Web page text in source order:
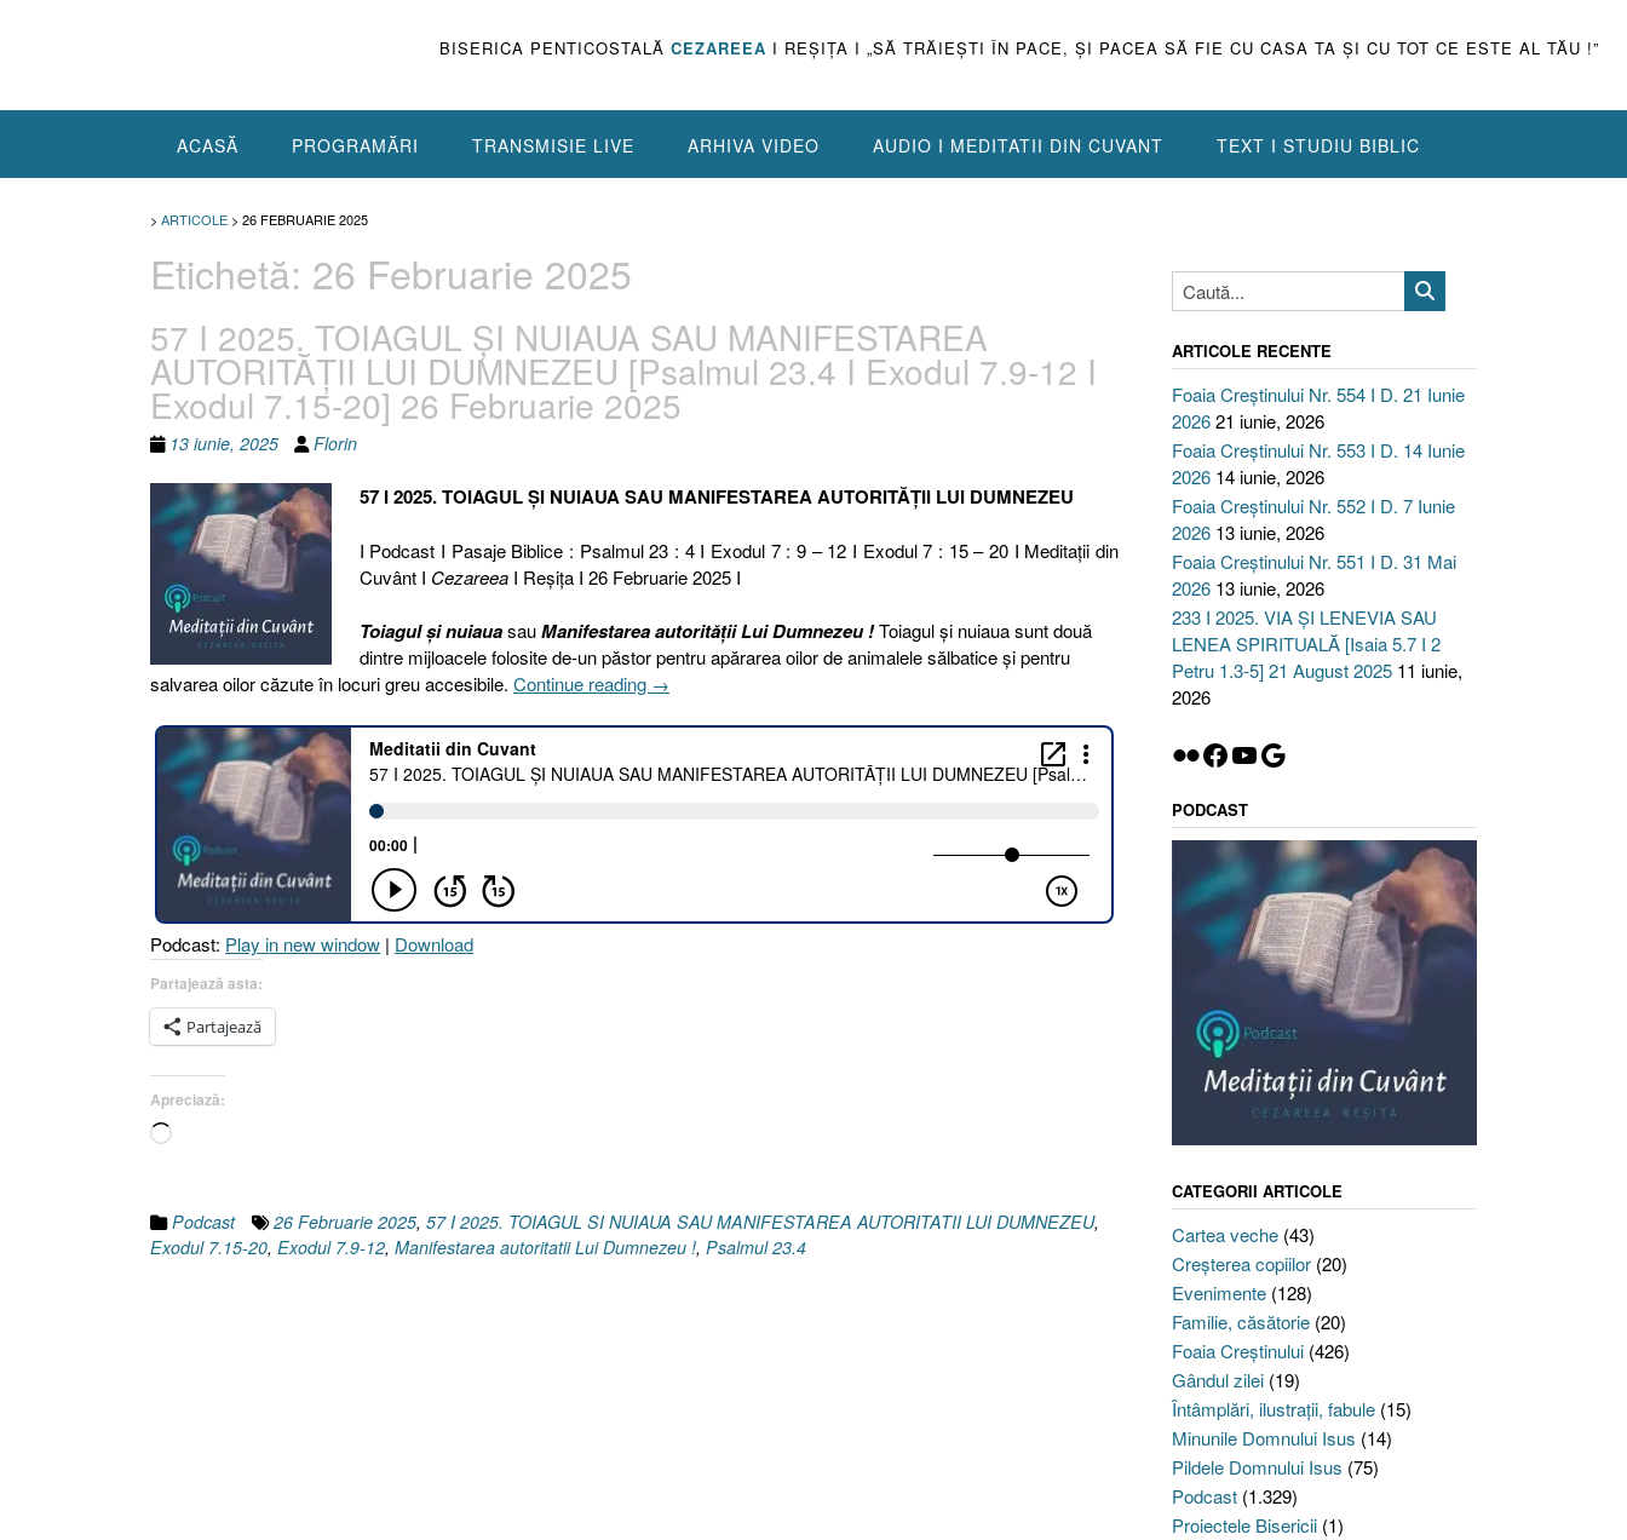
BISERICA PENTICOSTALĂ CEZAREEA I REŞIŢA I „SĂ TRĂIEŞTI ÎN PACE, ŞI PACEA SĂ FIE CU CASA TA ŞI CU TOT CE ESTE AL TĂU !”
ACASĂ PROGRAMĂRI TRANSMISIE LIVE ARHIVA VIDEO AUDIO I MEDITATII DIN CUVANT TEXT I STUDIU BIBLIC
> ARTICOLE > 26 FEBRUARIE 2025
Etichetă: 26 Februarie 2025
57 I 2025. TOIAGUL ȘI NUIAUA SAU MANIFESTAREA
AUTORITĂȚII LUI DUMNEZEU [Psalmul 23.4 I Exodul 7.9-12 I
Exodul 7.15-20] 26 Februarie 2025
13 iunie, 2025 Florin
57 I 2025. TOIAGUL ȘI NUIAUA SAU MANIFESTAREA AUTORITĂȚII LUI DUMNEZEU
I Podcast I Pasaje Biblice : Psalmul 23 : 4 I Exodul 7 : 9 – 12 I Exodul 7 : 15 – 20 I Meditaţii din
Cuvânt I CezareeaI Reşiţa I 26 Februarie 2025 I
Toiagul și nuiauasauManifestarea autorității Lui Dumnezeu ! Toiagul și nuiaua sunt două
dintre mijloacele folosite de-un păstor pentru apărarea oilor de animalele sălbatice și pentru
salvarea oilor căzute în locuri greu accesibile. Continue reading „57
2025.
TOIAGUL
ȘI
LUI
20]
26
→
Podcast: Play in new window | Download
Partajează asta:
Partajează
Apreciază:
Încarc...
Podcast 26 Februarie 2025, 57 I 2025. TOIAGUL SI NUIAUA SAU MANIFESTAREA AUTORITATII LUI DUMNEZEU,
Exodul 7.15-20, Exodul 7.9-12, Manifestarea autoritatii Lui Dumnezeu !, Psalmul 23.4
ARTICOLE RECENTE
Foaia Creștinului Nr. 554 I D. 21 Iunie
202621 iunie, 2026
Foaia Creștinului Nr. 553 I D. 14 Iunie
2026 14 iunie, 2026
Foaia Creștinului Nr. 552 I D. 7 Iunie
2026 13 iunie, 2026
Foaia Creștinului Nr. 551 I D. 31 Mai
2026 13 iunie, 2026
233 I 2025. VIA ȘI LENEVIA SAU
LENEA SPIRITUALĂ [Isaia 5.7 I 2
Petru 1.3-5] 21 August 2025 11 iunie,
2026
Flickr
Facebook
YouTube
Google
PODCAST
CATEGORII ARTICOLE
Cartea veche(43)
Creşterea copiilor(20)
Evenimente(128)
Familie, căsătorie(20)
Foaia Creştinului(426)
Gândul zilei(19)
Întâmplări, ilustraţii, fabule(15)
Minunile Domnului Isus (14)
Pildele Domnului Isus (75)
Podcast(1.329)
Proiectele Bisericii(1)